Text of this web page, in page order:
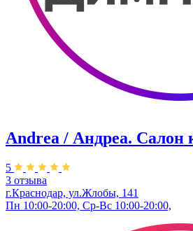
Andrea / Андреа. Салон
5
3 отзыва
г.Краснодар, ул.Жлобы, 141
Пн 10:00-20:00, Ср-Вс 10:00-20:00,